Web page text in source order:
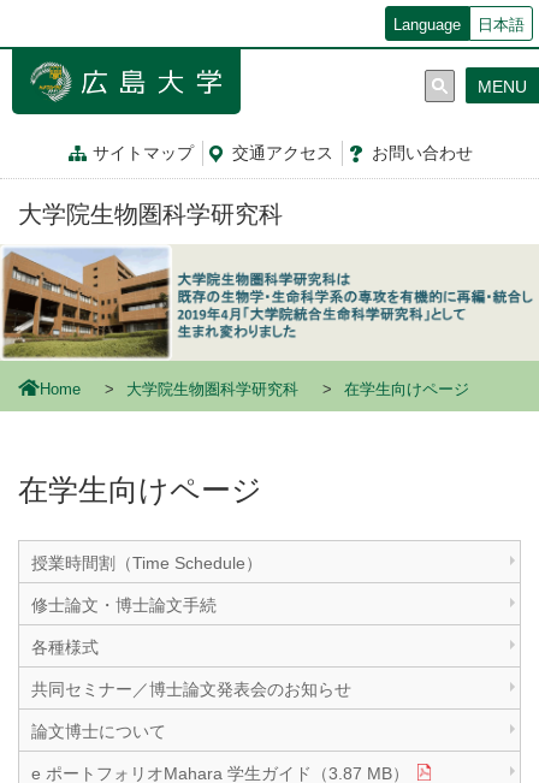
ン
動
Language 日本語
サイトマップ 交通アクセス お問い合わせ
MENU
大学院生物圏科学研究科
Home 大学院生物圏科学研究科 在学生向けページ
在学生向けページ
授業時間割（Time Schedule）
修士論文・博士論文手続
各種様式
共同セミナー／博士論文発表会のお知らせ
論文博士について
e ポートフォリオMahara 学生ガイド（3.87 MB）